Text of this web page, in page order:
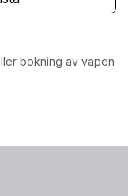
bokning av vapen